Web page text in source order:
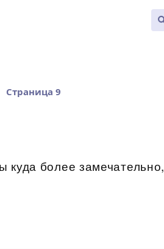
Страница 9
куда более замечательно,